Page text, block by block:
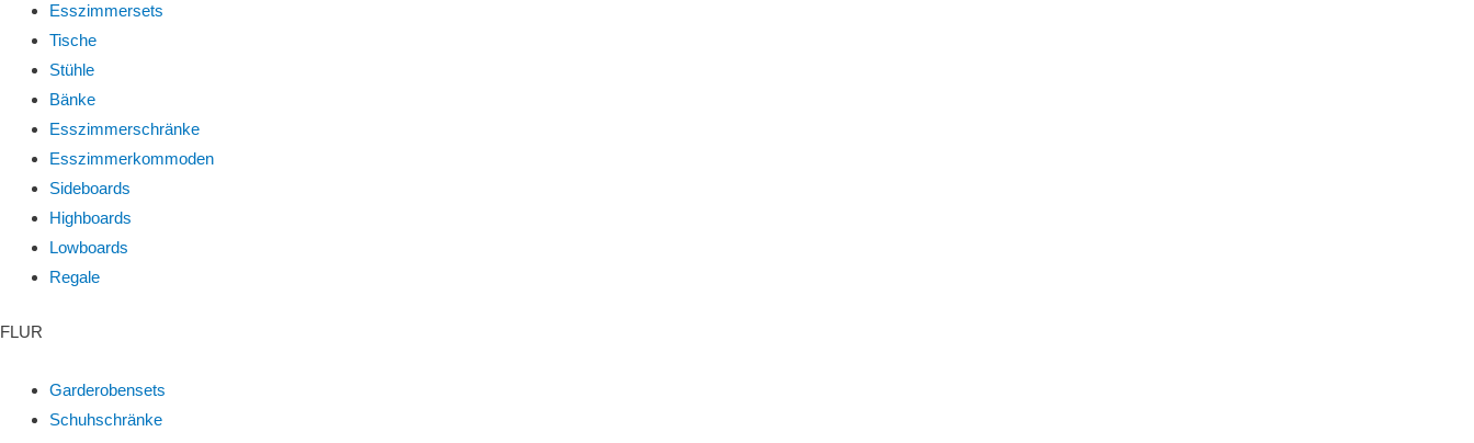
Esszimmersets
Tische
Stühle
Bänke
Esszimmerschränke
Esszimmerkommoden
Sideboards
Highboards
Lowboards
Regale
FLUR
Garderobensets
Schuhschränke